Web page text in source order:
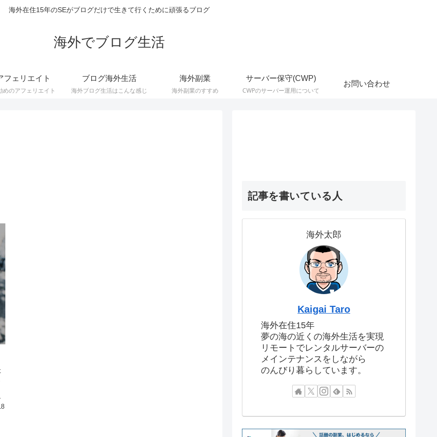
海外在住15年のSEがブログだけで生きて行くために頑張るブログ
海外でブログ生活
フェリエイト
めのアフェリエイト
ブログ海外生活
海外ブログ生活はこんな感じ
海外副業
海外副業のすすめ
サーバー保守(CWP)
CWPのサーバー運用について
お問い合わせ
記事を書いている人
海外太郎
Kaigai Taro
海外在住15年
夢の海の近くの海外生活を実現
リモートでレンタルサーバーの
メインテナンスをしながら
のんびり暮らしています。